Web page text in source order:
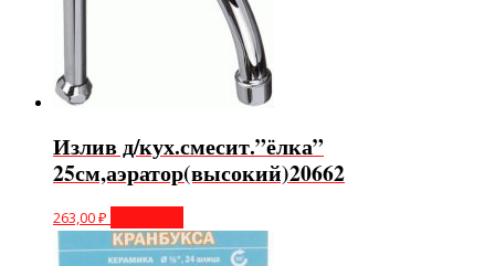
Излив д/кух.смесит.”ёлка”
25см,аэратор(высокий)20662
263,00₽